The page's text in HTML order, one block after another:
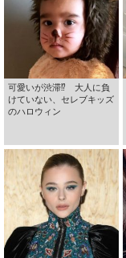
可愛いが渋滞⁉ 大人に負
けていない、セレブキッズ
のハロウィン